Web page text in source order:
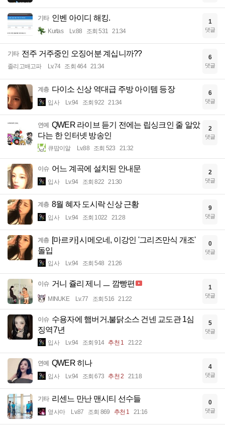
기타 인벤 아이디 해킹.
Kurtas Lv.88 조회 531 21:34
1
댓글
기타 전주 거주중인 오징어분 계십니까??
졸리고배고파 Lv.74 조회 464 21:34
6
댓글
계층 다이소 신상 역대급 주방 아이템 등장
입사 Lv.94 조회 922 21:34
6
댓글
연예 QWER 라이브 듣기 전에는 립싱크인 줄 알았
다는 한 인터넷 방송인
큐땁이알 Lv.88 조회 523 21:32
2
댓글
이슈 어느 계곡에 설치된 안내문
입사 Lv.94 조회 822 21:30
2
댓글
계층 8월 혜자 도시락 신상 근황
입사 Lv.94 조회 1022 21:28
9
댓글
계층 [마르카] 시메오네, 이강인 '그리즈만식 개조'
돌입
입사 Lv.94 조회 548 21:26
0
댓글
이슈 거니 쥴리 제니 ㅡ 깜빵편
MINUKE Lv.77 조회 516 21:22
1
댓글
이슈 수용자에 햄버거,불닭소스 건넨 교도관 1심
징역7년
입사 Lv.94 조회 914 추천 1 21:22
5
댓글
연예 QWER 히나
입사 Lv.94 조회 673 추천 2 21:18
4
댓글
기타 리센느 만난 맨시티 선수들
옆사마 Lv.87 조회 869 추천 1 21:16
0
댓글